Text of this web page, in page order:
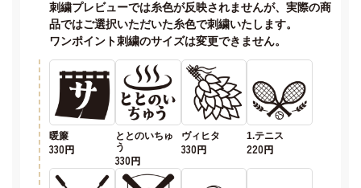
刺繍プレビューでは糸色が反映されませんが、実際の商
品ではご選択いただいた糸色で刺繍いたします。
ワンポイント刺繍のサイズは変更できません。
暖簾
330円
ととのいちゅ
う
330円
ヴィヒタ
330円
1.テニス
220円